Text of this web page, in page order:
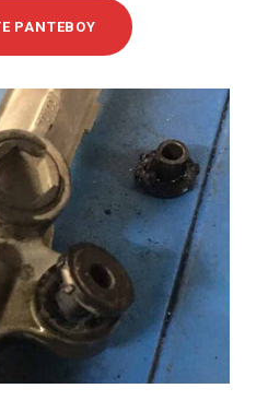
ΡΑΝΤΕΒΟΎ